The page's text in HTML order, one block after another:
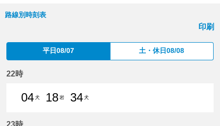
路線別時刻表
印刷
平日08/07 土・休日08/08
22時
04犬
18岩
34犬
23時